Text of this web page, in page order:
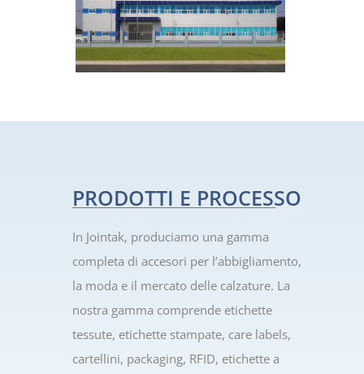
PRODOTTI E PROCESSO
In Jointak, produciamo una gamma
completa di accesori per l’abbigliamento,
la moda e il mercato delle calzature. La
nostra gamma comprende etichette
tessute, etichette stampate, care labels,
cartellini, packaging, RFID, etichette a